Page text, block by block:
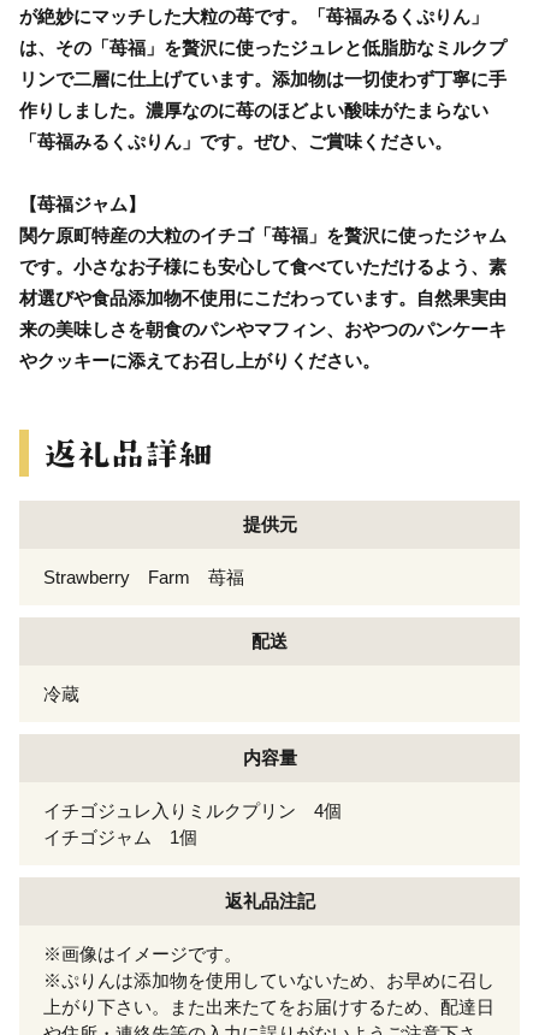
が絶妙にマッチした大粒の苺です。「苺福みるくぷりん」
は、その「苺福」を贅沢に使ったジュレと低脂肪なミルクプ
リンで二層に仕上げています。添加物は一切使わず丁寧に手
作りしました。濃厚なのに苺のほどよい酸味がたまらない
「苺福みるくぷりん」です。ぜひ、ご賞味ください。
【苺福ジャム】
関ケ原町特産の大粒のイチゴ「苺福」を贅沢に使ったジャム
です。小さなお子様にも安心して食べていただけるよう、素
材選びや食品添加物不使用にこだわっています。自然果実由
来の美味しさを朝食のパンやマフィン、おやつのパンケーキ
やクッキーに添えてお召し上がりください。
提供元
Strawberry Farm 苺福
配送
冷蔵
内容量
イチゴジュレ入りミルクプリン 4個
イチゴジャム 1個
返礼品注記
※画像はイメージです。
※ぷりんは添加物を使用していないため、お早めに召し
上がり下さい。また出来たてをお届けするため、配達日